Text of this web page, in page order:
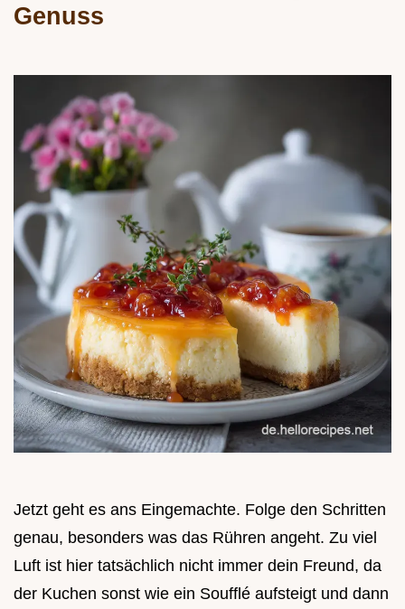
Genuss
Jetzt geht es ans Eingemachte. Folge den Schritten
genau, besonders was das Rühren angeht. Zu viel
Luft ist hier tatsächlich nicht immer dein Freund, da
der Kuchen sonst wie ein Soufflé aufsteigt und dann